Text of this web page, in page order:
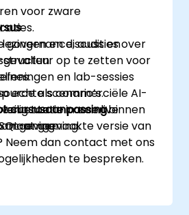
voor zware
governance, audit en
op te zetten voor
als commerciële AI-
toe te passen binnen
omgeving.
en discussies over
en lab-sessies
echte scenario’s.
in een live
cursusaanpassing
maat gemaakte versie van
Neem dan contact met ons
te bespreken.